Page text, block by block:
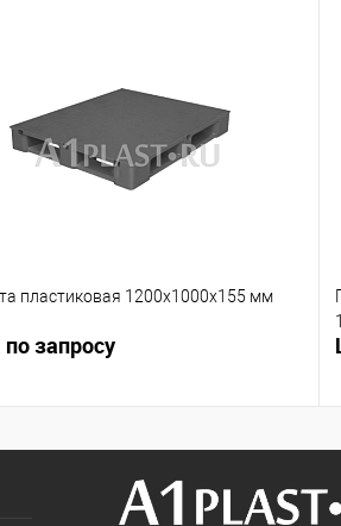
пластиковая 1200х1000х155 мм
запросу